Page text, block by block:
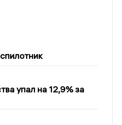
упал на 12,9% за